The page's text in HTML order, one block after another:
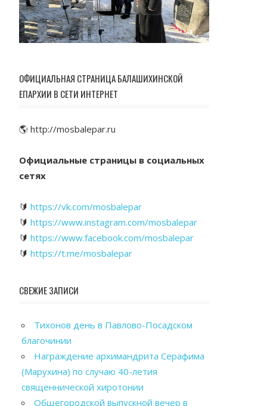
ОФИЦИАЛЬНАЯ СТРАНИЦА БАЛАШИХИНСКОЙ
ЕПАРХИИ В СЕТИ ИНТЕРНЕТ
🌎 http://mosbalepar.ru
Официальные страницы в социальных
сетях
🔰 https://vk.com/mosbalepar
🔰 https://www.instagram.com/mosbalepar
🔰 https://www.facebook.com/mosbalepar
🔰 https://t.me/mosbalepar
СВЕЖИЕ ЗАПИСИ
Тихонов день в Павлово-Посадском
благочинии
Награждение архимандрита Серафима
(Марухина) по случаю 40-летия
священнической хиротонии
Общегородской выпускной вечер в